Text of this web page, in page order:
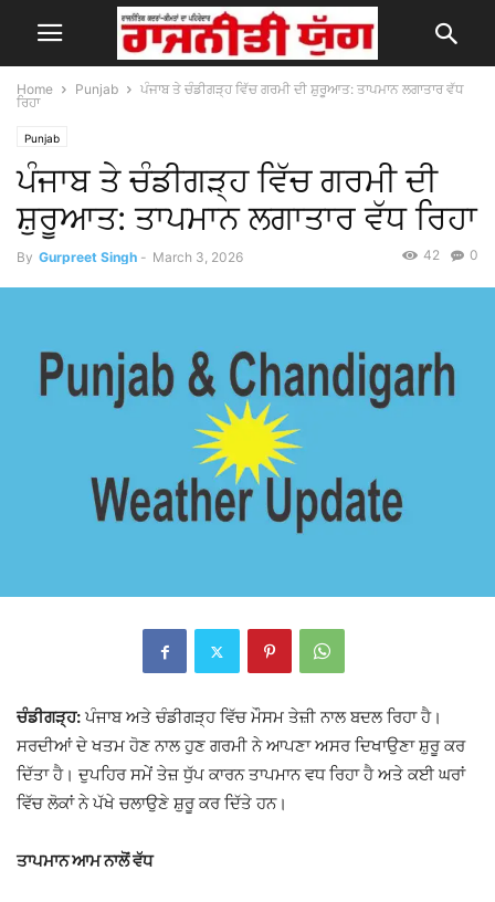
Home Punjab
ਪੰਜਾਬ ਤੇ ਚੰਡੀਗੜ੍ਹ ਵਿੱਚ ਗਰਮੀ ਦੀ ਸ਼ੁਰੂਆਤ: ਤਾਪਮਾਨ ਲਗਾਤਾਰ ਵੱਧ
ਰਿਹਾ
Punjab
ਪੰਜਾਬ ਤੇ ਚੰਡੀਗੜ੍ਹ ਵਿੱਚ ਗਰਮੀ ਦੀ
ਸ਼ੁਰੂਆਤ: ਤਾਪਮਾਨ ਲਗਾਤਾਰ ਵੱਧ ਰਿਹਾ
By Gurpreet Singh - March 3, 2026 0
42
ਚੰਡੀਗੜ੍ਹ: ਪੰਜਾਬ ਅਤੇ ਚੰਡੀਗੜ੍ਹ ਵਿੱਚ ਮੌਸਮ ਤੇਜ਼ੀ ਨਾਲ ਬਦਲ ਰਿਹਾ ਹੈ।
ਸਰਦੀਆਂ ਦੇ ਖਤਮ ਹੋਣ ਨਾਲ ਹੁਣ ਗਰਮੀ ਨੇ ਆਪਣਾ ਅਸਰ ਦਿਖਾਉਣਾ ਸ਼ੁਰੂ ਕਰ
ਦਿੱਤਾ ਹੈ। ਦੁਪਹਿਰ ਸਮੇਂ ਤੇਜ਼ ਧੁੱਪ ਕਾਰਨ ਤਾਪਮਾਨ ਵਧ ਰਿਹਾ ਹੈ ਅਤੇ ਕਈ ਘਰਾਂ
ਵਿੱਚ ਲੋਕਾਂ ਨੇ ਪੱਖੇ ਚਲਾਉਣੇ ਸ਼ੁਰੂ ਕਰ ਦਿੱਤੇ ਹਨ।
ਤਾਪਮਾਨ ਆਮ ਨਾਲੋਂ ਵੱਧ